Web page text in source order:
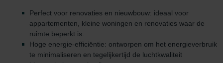
Perfect voor renovaties en nieuwbouw: ideaal voor
appartementen, kleine woningen en renovaties waar de
ruimte beperkt is.
Hoge energie-efficiëntie: ontworpen om het energieverbruik
te minimaliseren en tegelijkertijd de luchtkwaliteit